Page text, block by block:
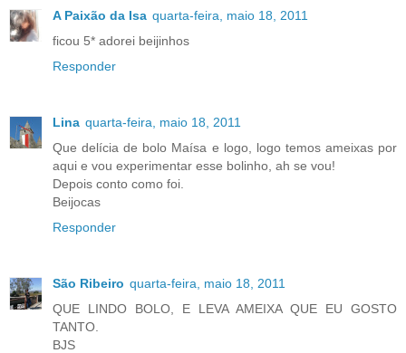
A Paixão da Isa quarta-feira, maio 18, 2011
ficou 5* adorei beijinhos
Responder
Lina quarta-feira, maio 18, 2011
Que delícia de bolo Maísa e logo, logo temos ameixas por
aqui e vou experimentar esse bolinho, ah se vou!
Depois conto como foi.
Beijocas
Responder
São Ribeiro quarta-feira, maio 18, 2011
QUE LINDO BOLO, E LEVA AMEIXA QUE EU GOSTO
TANTO.
BJS